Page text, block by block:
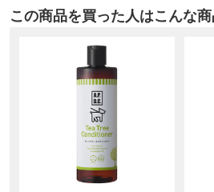
この商品を買った人はこんな